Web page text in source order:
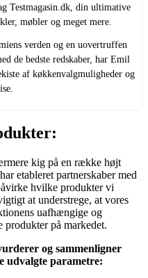
Testmagasin.dk, din ultimative
møbler og meget mere.
verden og en uovertruffen
de bedste redskaber, har Emil
af køkkenvalgmuligheder og
kig på en række højt
etableret partnerskaber med
hvilke produkter vi
at understrege, at vores
uafhængige og
produkter på markedet.
og sammenligner
udvalgte parametre: